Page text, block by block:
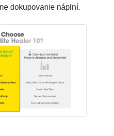
dokupovanie náplní.